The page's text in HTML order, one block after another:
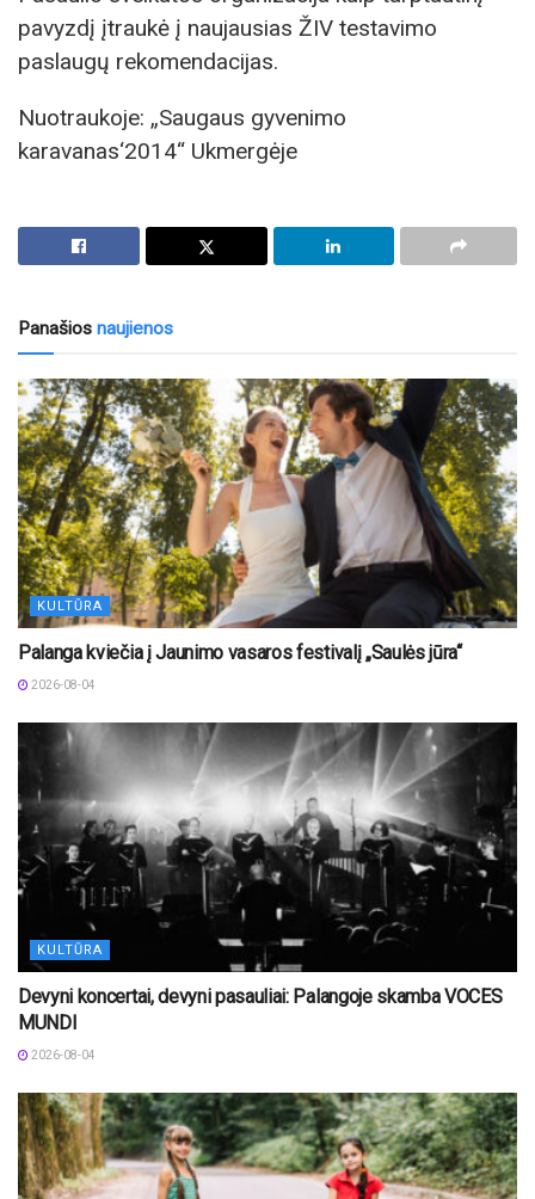
pavyzdį įtraukė į naujausias ŽIV testavimo
paslaugų rekomendacijas.
Nuotraukoje: „Saugaus gyvenimo
karavanas‘2014“ Ukmergėje
Panašios naujienos
KULTŪRA
Palanga kviečia į Jaunimo vasaros festivalį „Saulės jūra“
2026-08-04
KULTŪRA
Devyni koncertai, devyni pasauliai: Palangoje skamba VOCES
MUNDI
2026-08-04